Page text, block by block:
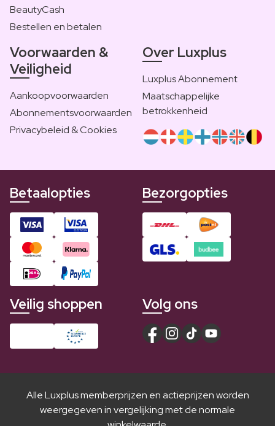
BeautyCash
Bestellen en betalen
Voorwaarden &
Veiligheid
Aankoopvoorwaarden
Abonnementsvoorwaarden
Privacybeleid & Cookies
Over Luxplus
Luxplus Abonnement
Maatschappelijke
betrokkenheid
Betaalopties Bezorgopties
Veilig shoppen Volg ons
Alle Luxplus memberprijzen en actieprijzen worden
weergegeven in vergelijking met de normale